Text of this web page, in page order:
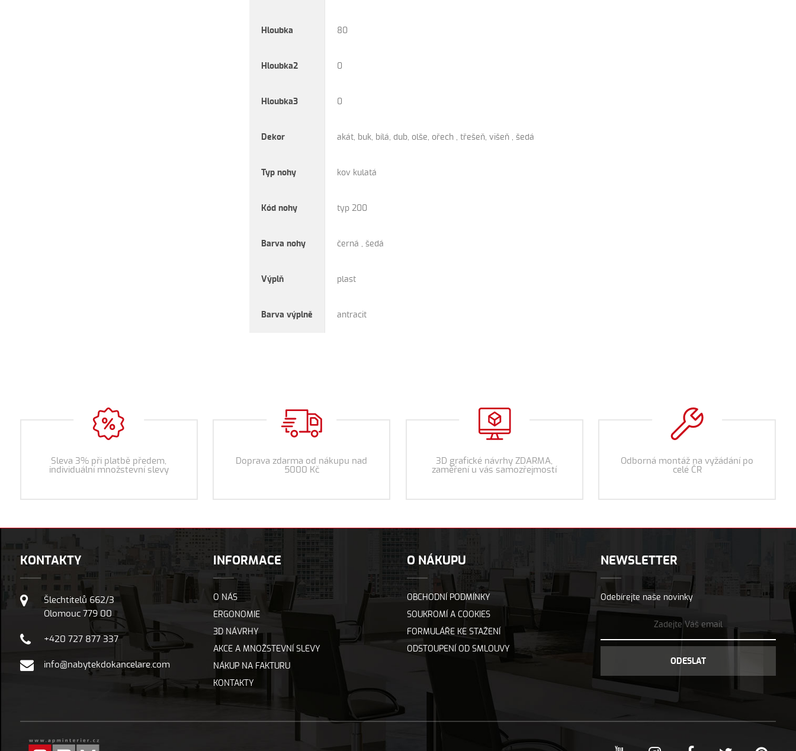
Hloubka 80
Hloubka2 0
Hloubka3 0
Dekor akát, buk, bílá, dub, olše, ořech , třešeň, višeň , šedá
Typ nohy kov kulatá
Kód nohy typ 200
Barva nohy černá , šedá
Výplň plast
Barva výplně antracit
Sleva 3% při platbě předem,
individuální množstevní slevy
Doprava zdarma od nákupu nad
5000 Kč
3D grafické návrhy ZDARMA,
zaměření u vás samozřejmostí
Odborná montáž na vyžádání po
celé ČR
KONTAKTY
Šlechtitelů 662/3
Olomouc 779 00
+420 727 877 337
info@nabytekdokancelare.com
INFORMACE
O NÁS
ERGONOMIE
3D NÁVRHY
AKCE A MNOŽSTEVNÍ SLEVY
NÁKUP NA FAKTURU
KONTAKTY
O NÁKUPU
OBCHODNÍ PODMÍNKY
SOUKROMÍ A COOKIES
FORMULÁŘE KE STAŽENÍ
ODSTOUPENÍ OD SMLOUVY
NEWSLETTER
Odebírejte naše novinky
ODESLAT